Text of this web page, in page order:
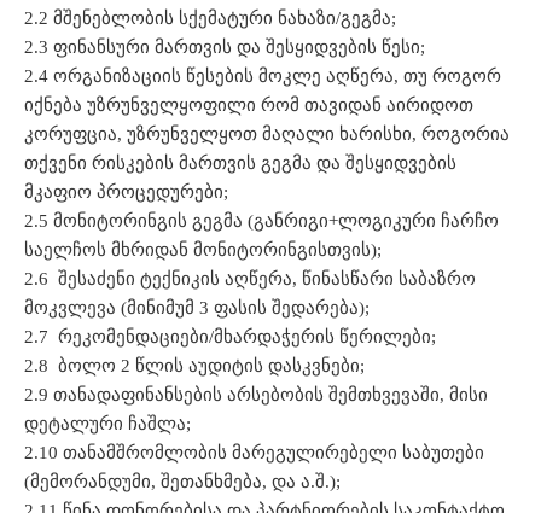
2.2 მშენებლობის სქემატური ნახაზი/გეგმა;
2.3 ფინანსური მართვის და შესყიდვების წესი;
2.4 ორგანიზაციის წესების მოკლე აღწერა, თუ როგორ
იქნება უზრუნველყოფილი რომ თავიდან აირიდოთ
კორუფცია, უზრუნველყოთ მაღალი ხარისხი, როგორია
თქვენი რისკების მართვის გეგმა და შესყიდვების
მკაფიო პროცედურები;
2.5 მონიტორინგის გეგმა (განრიგი+ლოგიკური ჩარჩო
საელჩოს მხრიდან მონიტორინგისთვის);
2.6 შესაძენი ტექნიკის აღწერა, წინასწარი საბაზრო
მოკვლევა (მინიმუმ 3 ფასის შედარება);
2.7 რეკომენდაციები/მხარდაჭერის წერილები;
2.8 ბოლო 2 წლის აუდიტის დასკვნები;
2.9 თანადაფინანსების არსებობის შემთხვევაში, მისი
დეტალური ჩაშლა;
2.10 თანამშრომლობის მარეგულირებელი საბუთები
(მემორანდუმი, შეთანხმება, და ა.შ.);